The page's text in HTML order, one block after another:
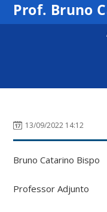
Prof. Bruno
13/09/2022 14:12
Bruno Catarino Bispo
Professor Adjunto